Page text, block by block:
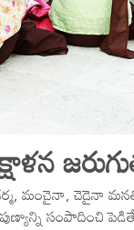
మంచైనా, చెడైనా
సంపాదించి